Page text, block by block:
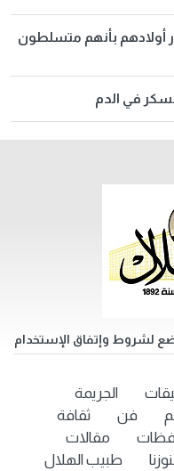
أولادهم بأنهم متسلطون
في الدم
لشروط وإتفاق الإستخدام
الجريمة
فن
ثقافة
مقالات
طبيب الهلال